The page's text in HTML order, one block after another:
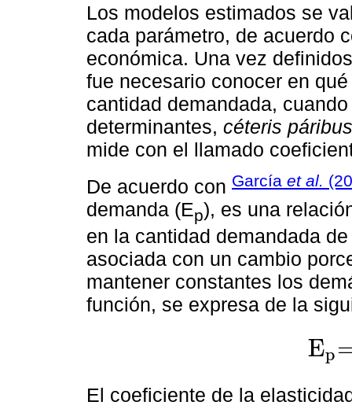
Los modelos estimados se
cada parámetro, de acuerdo
económica. Una vez
fue necesario conocer en
cantidad demandada,
determinantes, céteris páribus
mide con el llamado
De acuerdo con García et al.
demanda (Ep), es una
en la cantidad demandada
asociada con un cambio
mantener constantes los
función, se expresa de la
Ep
Ep=∂Qi∂
El coeficiente de la